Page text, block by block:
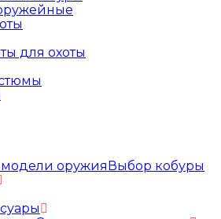
для охоты
Выбор кобуры